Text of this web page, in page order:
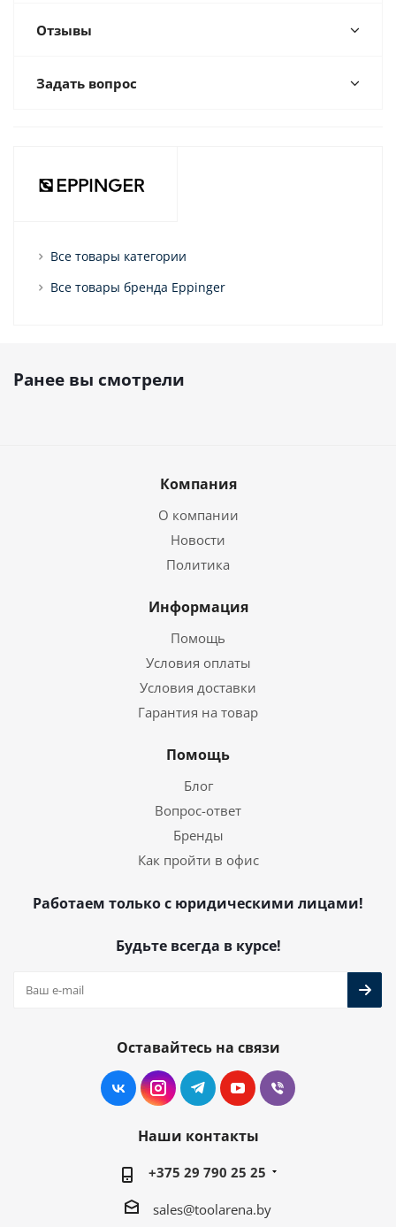
Отзывы
Задать вопрос
Все товары категории
Все товары бренда Eppinger
Ранее вы смотрели
Компания
О компании
Новости
Политика
Информация
Помощь
Условия оплаты
Условия доставки
Гарантия на товар
Помощь
Блог
Вопрос-ответ
Бренды
Как пройти в офис
Работаем только с юридическими лицами!
Будьте всегда в курсе!
Оставайтесь на связи
Наши контакты
+375 29 790 25 25
sales@toolarena.by